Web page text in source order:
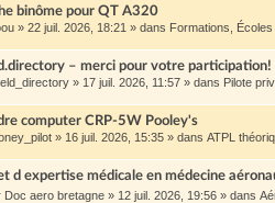
binôme pour QT A320
» 22 juil. 2026, 18:21 » dans Formations,
– merci pour votre participation!
» 17 juil. 2026, 11:57 » dans Pilote
computer CRP-5W Pooley's
» 16 juil. 2026, 15:35 » dans ATPL
d expertise médicale en médecine
Doc aero bretagne » 12 juil. 2026, 19:56 » dans